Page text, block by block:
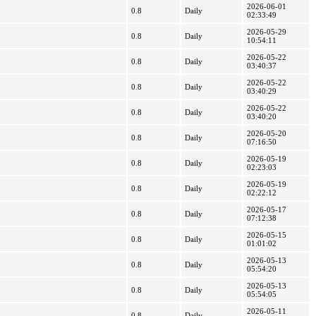
0.8 Daily
2026-06-01
02:33:49
0.8 Daily
2026-05-29
10:54:11
0.8 Daily
2026-05-22
03:40:37
0.8 Daily
2026-05-22
03:40:29
0.8 Daily
2026-05-22
03:40:20
0.8 Daily
2026-05-20
07:16:50
0.8 Daily
2026-05-19
02:23:03
0.8 Daily
2026-05-19
02:22:12
0.8 Daily
2026-05-17
07:12:38
0.8 Daily
2026-05-15
01:01:02
0.8 Daily
2026-05-13
05:54:20
0.8 Daily
2026-05-13
05:54:05
2026-05-11